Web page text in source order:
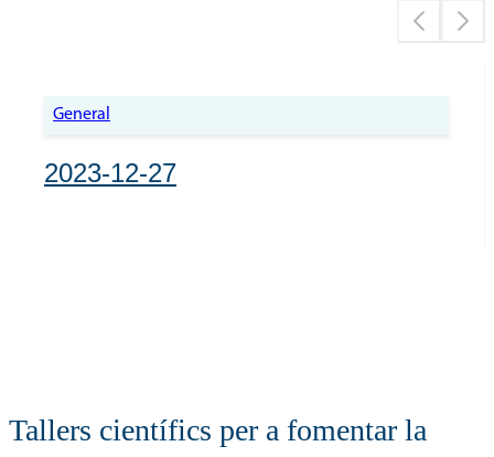
General
2023-12-27
Tallers científics per a fomentar la